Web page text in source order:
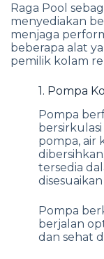
Raga Pool
menyediakan
menjaga
beberapa alat
pemilik kolam
1. Pompa
Pompa
pompa, air
tersedia
Pompa
berjalan
dan sehat